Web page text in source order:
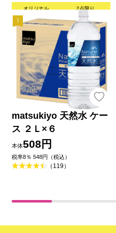
オリジナル 2点限り
matsukiyo 天然水 ケー
ス ２Ｌ×６
本体508円
税率8％ 548円（税込）
（119）